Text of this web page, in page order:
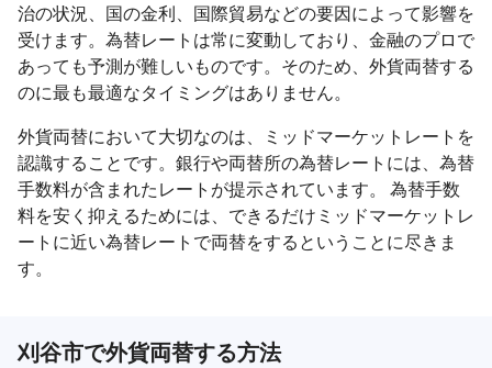
治の状況、国の金利、国際貿易などの要因によって影響を
受けます。為替レートは常に変動しており、金融のプロで
あっても予測が難しいものです。そのため、外貨両替する
のに最も最適なタイミングはありません。
外貨両替において大切なのは、ミッドマーケットレートを
認識することです。銀行や両替所の為替レートには、為替
手数料が含まれたレートが提示されています。 為替手数
料を安く抑えるためには、できるだけミッドマーケットレ
ートに近い為替レートで両替をするということに尽きま
す。
刈谷市で外貨両替する方法